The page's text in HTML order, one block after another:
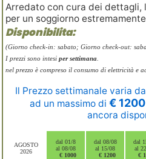
Arredato con cura dei
per un soggiorno
Disponibilita:
(Giorno check-in: sabato; Giorno check-out:
I prezzi sono intesiper settimana
nel prezzo è compreso il consumo di elettricità e
Il Prezzo settimanale varia
ad un massimo di€ 1200
ancora
AGOSTO
2026
dal 01/8
al 08/08
€ 1000
dal 08/08
al 15/08
€ 1200
dal
al
€